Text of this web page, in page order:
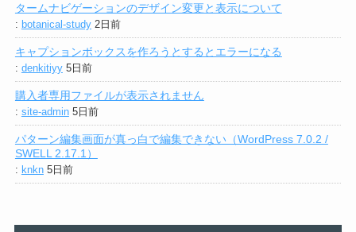
タームナビゲーションのデザイン変更と表示について
: botanical-study 2日前
キャプションボックスを作ろうとするとエラーになる
: denkitiyy 5日前
購入者専用ファイルが表示されません
: site-admin 5日前
パターン編集画面が真っ白で編集できない（WordPress 7.0.2 /
SWELL 2.17.1）
: knkn 5日前